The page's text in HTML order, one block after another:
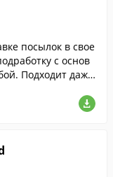
посылок в свое
с основ
Подходит даже